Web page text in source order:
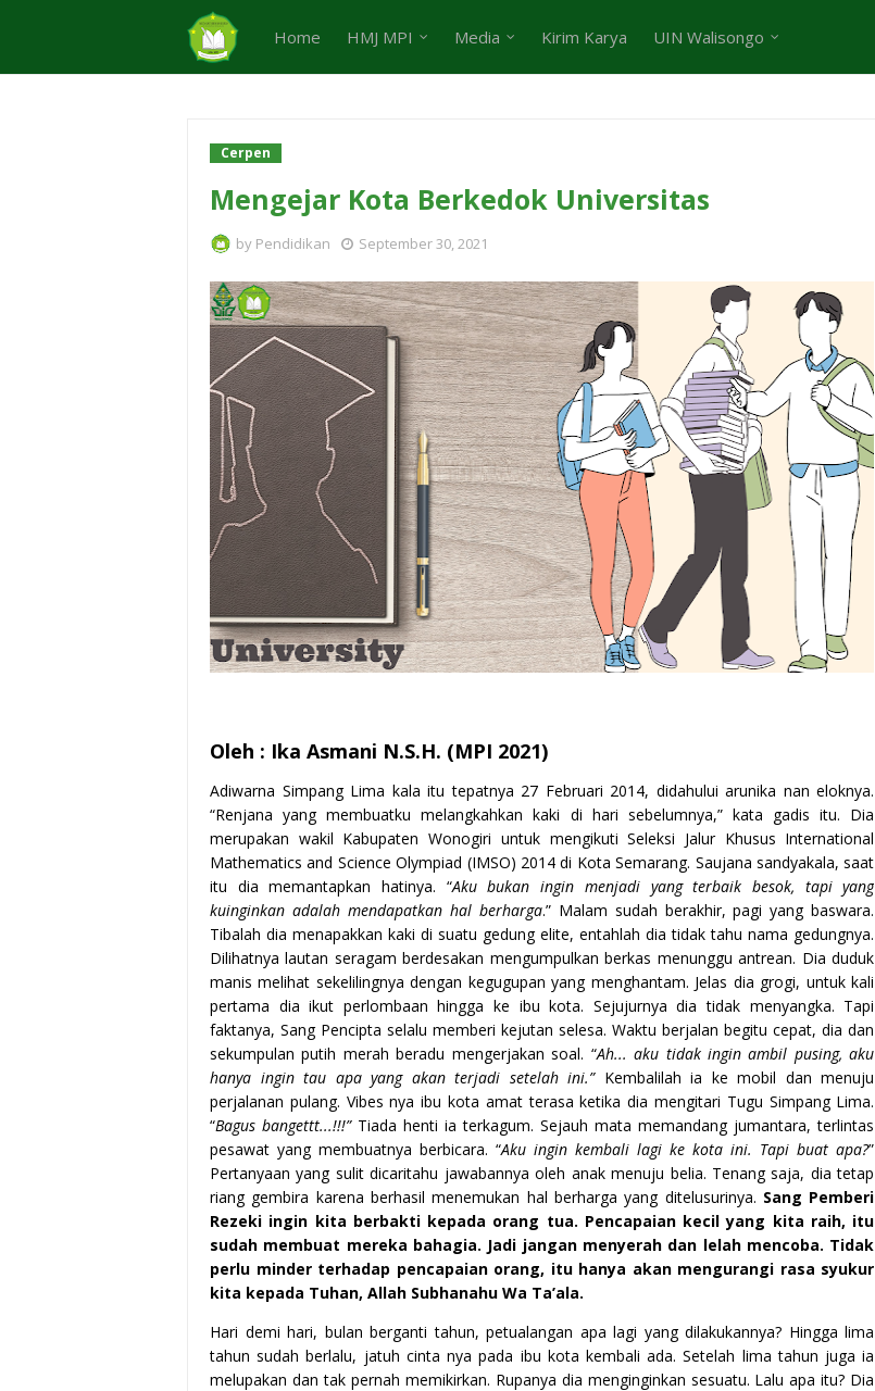
Home HMJ MPI Media Kirim Karya UIN Walisongo
Cerpen
Mengejar Kota Berkedok Universitas
by Pendidikan September 30, 2021
Oleh : Ika Asmani N.S.H. (MPI 2021)
Adiwarna Simpang Lima kala itu tepatnya 27 Februari 2014, didahului arunika nan eloknya.
“Renjana yang membuatku melangkahkan kaki di hari sebelumnya,” kata gadis itu. Dia
merupakan wakil Kabupaten Wonogiri untuk mengikuti Seleksi Jalur Khusus International
Mathematics and Science Olympiad (IMSO) 2014 di Kota Semarang. Saujana sandyakala, saat
itu dia memantapkan hatinya. “Aku bukan ingin menjadi yang terbaik besok, tapi yang
kuinginkan adalah mendapatkan hal berharga.” Malam sudah berakhir, pagi yang baswara.
Tibalah dia menapakkan kaki di suatu gedung elite, entahlah dia tidak tahu nama gedungnya.
Dilihatnya lautan seragam berdesakan mengumpulkan berkas menunggu antrean. Dia duduk
manis melihat sekelilingnya dengan kegugupan yang menghantam. Jelas dia grogi, untuk kali
pertama dia ikut perlombaan hingga ke ibu kota. Sejujurnya dia tidak menyangka. Tapi
faktanya, Sang Pencipta selalu memberi kejutan selesa. Waktu berjalan begitu cepat, dia dan
sekumpulan putih merah beradu mengerjakan soal. “Ah... aku tidak ingin ambil pusing, aku
hanya ingin tau apa yang akan terjadi setelah ini.”Kembalilah ia ke mobil dan menuju
perjalanan pulang. Vibes nya ibu kota amat terasa ketika dia mengitari Tugu Simpang Lima.
“Bagus bangettt...!!!”Tiada henti ia terkagum. Sejauh mata memandang jumantara, terlintas
pesawat yang membuatnya berbicara. “Aku ingin kembali lagi ke kota ini. Tapi buat apa?”
Pertanyaan yang sulit dicaritahu jawabannya oleh anak menuju belia. Tenang saja, dia tetap
riang gembira karena berhasil menemukan hal berharga yang ditelusurinya. Sang Pemberi
Rezeki ingin kita berbakti kepada orang tua. Pencapaian kecil yang kita raih, itu
sudah membuat mereka bahagia. Jadi jangan menyerah dan lelah mencoba. Tidak
perlu minder terhadap pencapaian orang, itu hanya akan mengurangi rasa syukur
kita kepada Tuhan, Allah Subhanahu Wa Ta’ala.
Hari demi hari, bulan berganti tahun, petualangan apa lagi yang dilakukannya? Hingga lima
tahun sudah berlalu, jatuh cinta nya pada ibu kota kembali ada. Setelah lima tahun juga ia
melupakan dan tak pernah memikirkan. Rupanya dia menginginkan sesuatu. Lalu apa itu? Dia